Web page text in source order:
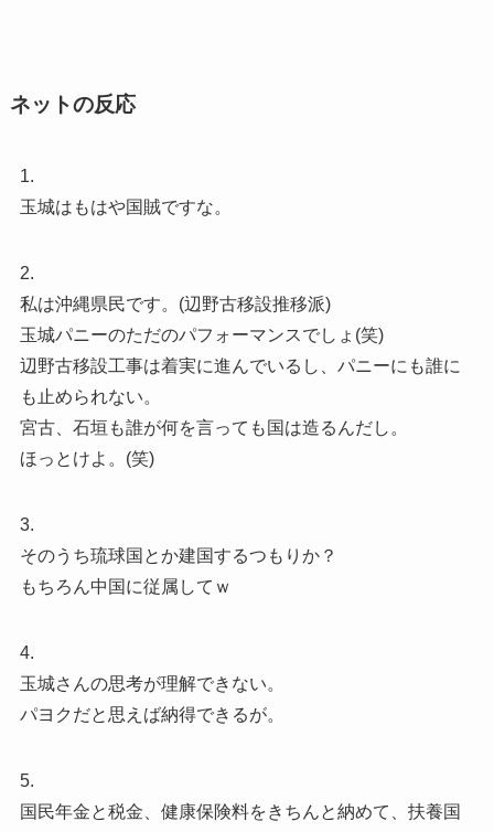
ネットの反応
1.
玉城はもはや国賊ですな。
2.
私は沖縄県民です。(辺野古移設推移派)
玉城パニーのただのパフォーマンスでしょ(笑)
辺野古移設工事は着実に進んでいるし、パニーにも誰に
も止められない。
宮古、石垣も誰が何を言っても国は造るんだし。
ほっとけよ。(笑)
3.
そのうち琉球国とか建国するつもりか？
もちろん中国に従属してｗ
4.
玉城さんの思考が理解できない。
パヨクだと思えば納得できるが。
5.
国民年金と税金、健康保険料をきちんと納めて、扶養国